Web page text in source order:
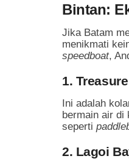
Bintan:
Jika Batam
menikmati
speedboat,
1.
Ini adalah
bermain air di
seperti
2. Lagoi